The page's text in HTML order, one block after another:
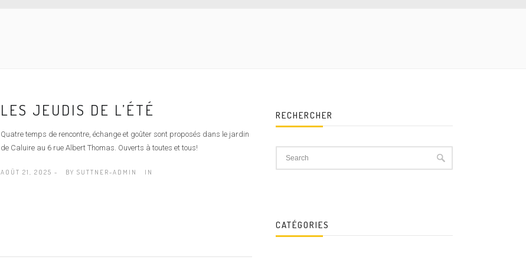
LES JEUDIS DE L’ÉTÉ
Quatre temps de rencontre, échange et goûter sont proposés dans le jardin
de Caluire au 6 rue Albert Thomas. Ouverts à toutes et tous!
AOÛT 21, 2025 - BY SUTTNER-ADMIN IN
RECHERCHER
CATÉGORIES